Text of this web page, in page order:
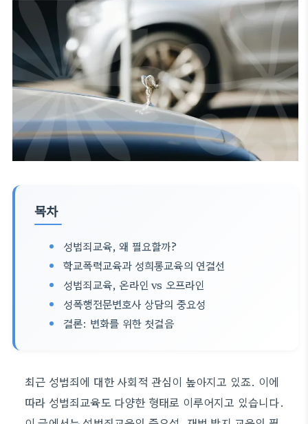
목차
성범죄교육, 왜 필요할까?
학교폭력교육과 성희롱교육의 연결선
성범죄교육, 온라인 vs 오프라인
성폭행전문변호사 상담의 중요성
결론: 변화를 위한 첫걸음
최근 성범죄에 대한 사회적 관심이 높아지고 있죠. 이에
따라 성범죄교육도 다양한 형태로 이루어지고 있습니다.